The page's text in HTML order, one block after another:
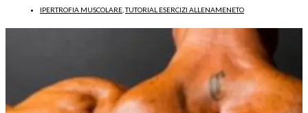
IPERTROFIA MUSCOLARE ,TUTORIAL ESERCIZI ALLENAMENETO